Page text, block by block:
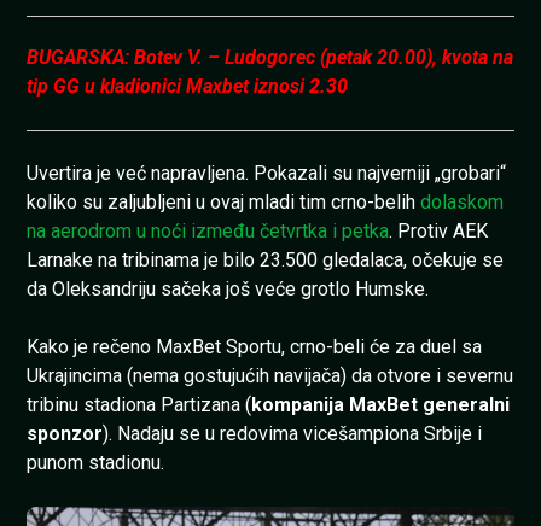
BUGARSKA: Botev V. – Ludogorec (petak 20.00), kvota na
tip GG u kladionici Maxbet iznosi 2.30
Uvertira je već napravljena. Pokazali su najverniji „grobari“
koliko su zaljubljeni u ovaj mladi tim crno-belih dolaskom
na aerodrom u noći između četvrtka i petka. Protiv AEK
Larnake na tribinama je bilo 23.500 gledalaca, očekuje se
da Oleksandriju sačeka još veće grotlo Humske.
Kako je rečeno MaxBet Sportu, crno-beli će za duel sa
Ukrajincima (nema gostujućih navijača) da otvore i severnu
tribinu stadiona Partizana (kompanija MaxBet generalni
sponzor). Nadaju se u redovima vicešampiona Srbije i
punom stadionu.